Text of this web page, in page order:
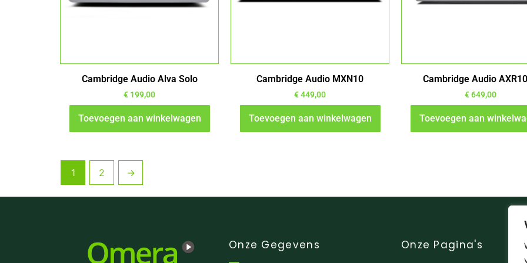
Cambridge Audio Alva Solo
€ 199,00
Toevoegen aan winkelwagen
Cambridge Audio MXN10
€449,00
Toevoegen aan winkelwagen
Cambridge Audio
€649,00
Toevoegen aan
1 2 →
Onze Gegevens Onze Pagina's